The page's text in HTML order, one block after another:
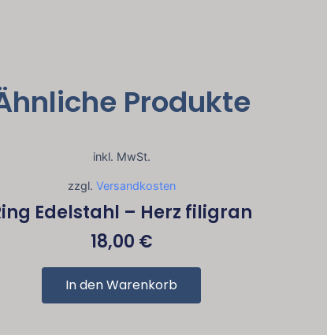
Produkte
inkl. MwSt.
zzgl. Versandkosten
Edelstahl – Herz filigran
18,00 €
In den Warenkorb